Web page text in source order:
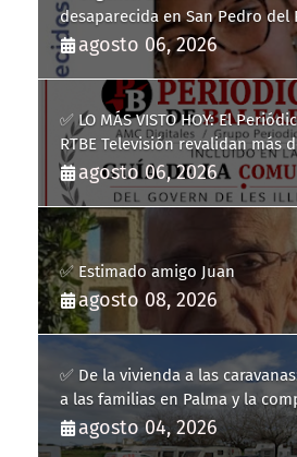
desaparecida en San Pedro del
agosto 06, 2026
✅ LO MÁS VISTO HOY: El
RTBE Televisión revalidan más
la Guía de la Comunicación del
Balears
agosto 06, 2026
✅ Estimado amigo Juan
agosto 08, 2026
✅ De la vivienda a las
a las familias en Palma y la
fracaso heredado
agosto 04, 2026